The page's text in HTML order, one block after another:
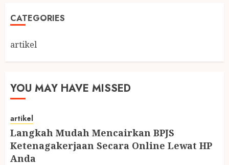
CATEGORIES
artikel
YOU MAY HAVE MISSED
artikel
Langkah Mudah Mencairkan BPJS
Ketenagakerjaan Secara Online Lewat HP
Anda